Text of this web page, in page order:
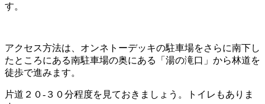
す。
アクセス方法は、オンネトーデッキの駐車場をさらに南下し
たところにある南駐車場の奥にある「湯の滝口」から林道を
徒歩で進みます。
片道２０-３０分程度を見ておきましょう。トイレもありま